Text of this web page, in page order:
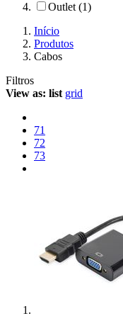
Outlet (1)
Início
Produtos
Cabos
Filtros
View as: list grid
71
72
73